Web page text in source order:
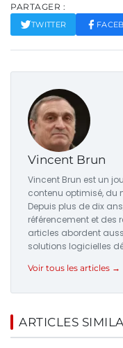
PARTAGER :
TWITTER
Vincent Brun
Vincent Brun est un
contenu optimisé, du
Depuis plus de dix
référencement et des
articles abordent
solutions logicielles
Voir tous les articles →
ARTICLES